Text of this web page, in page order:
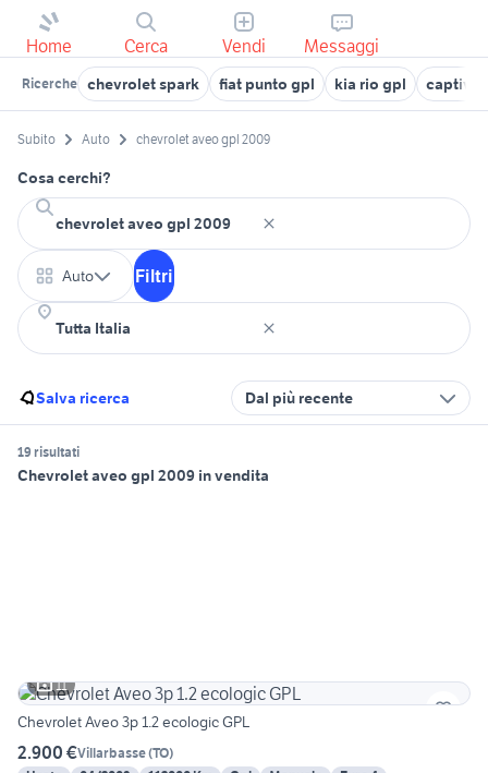
Home Cerca Vendi Messaggi
Ricerche chevrolet spark fiat punto gpl kia rio gpl captiva
Subito Auto chevrolet aveo gpl 2009
Cosa cerchi?
Auto Filtri
Salva ricerca Dal più recente
19 risultati
Chevrolet aveo gpl 2009 in vendita
11
Chevrolet Aveo 3p 1.2 ecologic GPL
2.900 €Villarbasse(TO)